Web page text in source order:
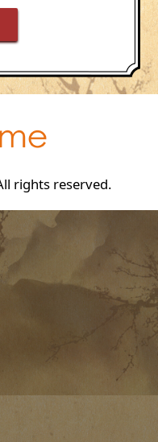
rights reserved.